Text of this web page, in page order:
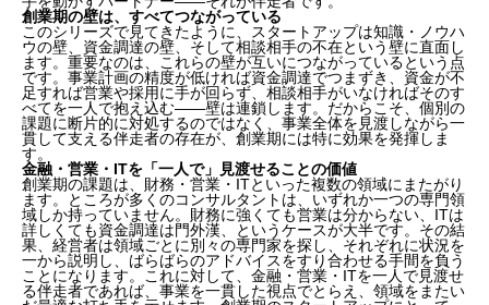
創業期の壁は、すべてつながっている
このシリーズで見てきたように、スタートアップは知識・ノウハ
ウの壁、資金調達の壁、そして相談相手の不在という壁に直面し
ます。重要なのは、これらの壁が互いにつながっているという点
です。事業計画の精度が低ければ資金調達でつまずき、資金が不
足すれば営業や採用に手が回らず、相談相手がいなければそのす
べてを一人で抱え込む——壁は連鎖します。だからこそ、個別の
課題に断片的に対処するのではなく、事業全体を見渡しながら一
貫して支える伴走者の存在が、創業期には特に効果を発揮しま
す。
金融・営業・ITを「一人で」見渡せることの価値
創業期の課題は、財務・営業・ITといった複数の領域にまたがり
ます。ところが多くのコンサルタントは、いずれか一つの専門領
域しか持っていません。財務に強くても営業は分からない、ITは
詳しくても資金調達は門外漢、というケースが大半です。その結
果、経営者は領域ごとに別々の専門家を探し、それぞれに状況を
一から説明し、ばらばらのアドバイスをすり合わせる手間を負う
ことになります。これに対して、金融・営業・ITを一人で見渡せ
る伴走者であれば、事業を一貫した視点でとらえ、領域をまたい
創業期の経営者は、なぜ孤独なのか
「相談相手」と「伴走者」は違う
創業期の壁は、すべてつながっている
金融・営業・ITを「一人で」見渡せることの価値
EXビジネス・コンサルティングが「隣に立つ」理由
まとめ